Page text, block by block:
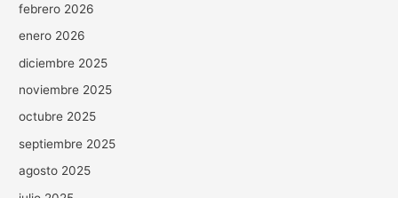
febrero 2026
enero 2026
diciembre 2025
noviembre 2025
octubre 2025
septiembre 2025
agosto 2025